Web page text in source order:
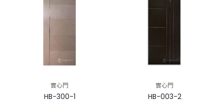
實心門
HB-300-1
實心門
HB-003-2